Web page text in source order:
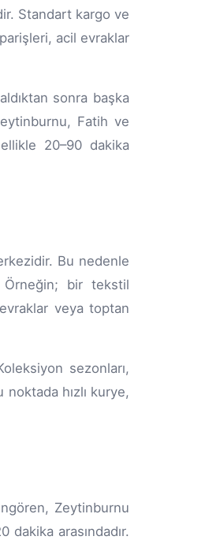
Standart kargo ve
acil evraklar
sonra başka
Fatih ve
20–90 dakika
Bu nedenle
Örneğin; bir tekstil
veya toptan
sezonları,
hızlı kurye,
Zeytinburnu
arasındadır.